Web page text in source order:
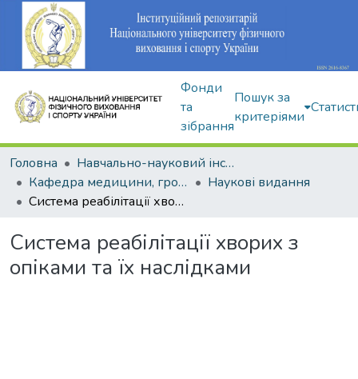
Фонди
та
зібрання
Пошук за
критеріями
Головна
Навчально-науковий інститут здоров'я, реабілітації та фізичного виховання
Кафедра медицини, громадського здоров'я та екології спорту
Наукові видання
Система реабілітації хворих з опіками та їх наслідками
Система реабілітації хворих з
опіками та їх наслідками